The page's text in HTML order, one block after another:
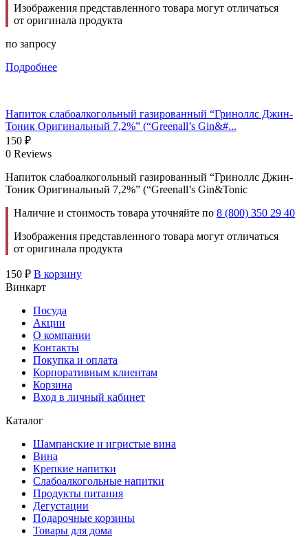
Изображения представленного товара могут отличаться
от оригинала продукта
по запросу
Подробнее
Напиток слабоалкогольный газированный “Гриноллс Джин-
Тоник Оригинальный 7,2%” (“Greenall’s Gin&#...
150 ₽
0 Reviews
Напиток слабоалкогольный газированный “Гриноллс Джин-
Тоник Оригинальный 7,2%” (“Greenall’s Gin&Tonic
Наличие и стоимость товара уточняйте по 8 (800) 350 29 40
Изображения представленного товара могут отличаться
от оригинала продукта
150 ₽ В корзину
Винкарт
Посуда
Акции
О компании
Контакты
Покупка и оплата
Корпоративным клиентам
Корзина
Вход в личный кабинет
Каталог
Шампанские и игристые вина
Вина
Крепкие напитки
Слабоалкогольные напитки
Продукты питания
Дегустации
Подарочные корзины
Товары для дома